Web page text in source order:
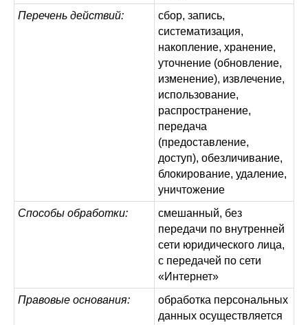
Перечень действий:
сбор, запись,
систематизация,
накопление, хранение,
уточнение (обновление,
изменение), извлечение,
использование,
распространение,
передача
(предоставление,
доступ), обезличивание,
блокирование, удаление,
уничтожение
Способы обработки:
смешанный, без
передачи по внутренней
сети юридического лица,
с передачей по сети
«Интернет»
Правовые основания:
обработка персональных
данных осуществляется